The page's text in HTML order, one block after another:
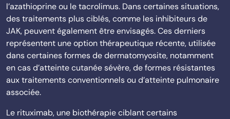
l’azathioprine ou le tacrolimus. Dans certaines situations,
des traitements plus ciblés, comme les inhibiteurs de
JAK, peuvent également être envisagés. Ces derniers
représentent une option thérapeutique récente, utilisée
dans certaines formes de dermatomyosite, notamment
en cas d’atteinte cutanée sévère, de formes résistantes
aux traitements conventionnels ou d’atteinte pulmonaire
associée.
Le rituximab, une biothérapie ciblant certains